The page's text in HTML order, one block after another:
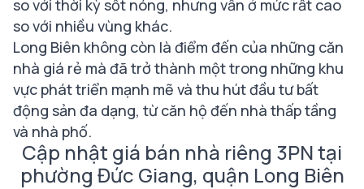
so với thời kỳ sốt nóng, nhưng vẫn ở mức rất cao
so với nhiều vùng khác.
Long Biên không còn là điểm đến của những căn
nhà giá rẻ mà đã trở thành một trong những khu
vực phát triển mạnh mẽ và thu hút đầu tư bất
động sản đa dạng, từ căn hộ đến nhà thấp tầng
và nhà phố.
Cập nhật giá bán nhà riêng 3PN tại
phường Đức Giang, quận Long Biên